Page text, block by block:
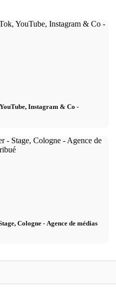
Instagram & Co -
Cologne - Agence de médias